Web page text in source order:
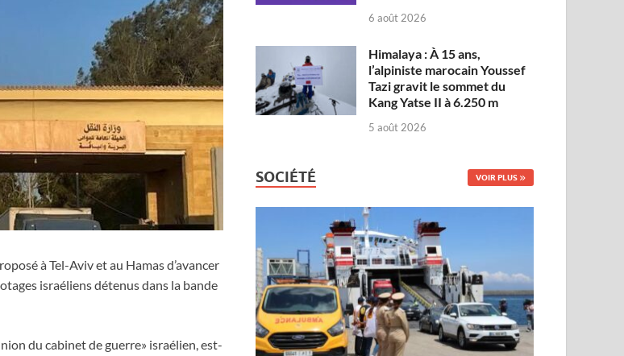
à Tel-Aviv et au Hamas d’avancer
israéliens détenus dans la bande
du cabinet de guerre» israélien, est-
6 août 2026
Himalaya : À 15 ans,
l’alpiniste marocain Youssef
Tazi gravit le sommet du
Kang Yatse II à 6.250 m
5 août 2026
SOCIÉTÉ VOIR PLUS